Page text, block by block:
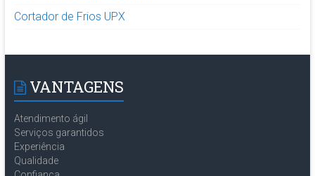
Cortador de Frios UPX
VANTAGENS
Atendimento ágil
Serviços garantidos
Experiência
Qualidade